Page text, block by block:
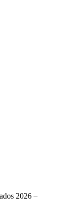
2026 –